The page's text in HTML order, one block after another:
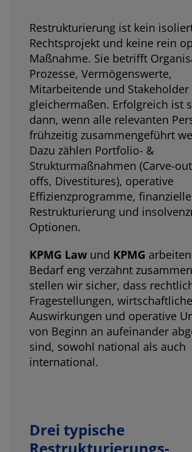
Restrukturierung ist kein
Rechtsprojekt und keine rein
Maßnahme. Sie betrifft
Prozesse, Vermögenswerte,
Mitarbeitende und Stakeholder
gleichermaßen. Erfolgreich ist
dann, wenn alle relevanten
frühzeitig zusammengeführt
Dazu zählen Portfolio- &
Strukturmaßnahmen (Carve-
offs, Divestitures), operative
Effizienzprogramme, finanzielle
Restrukturierung und
Optionen.
KPMG Law und KPMG
Bedarf eng verzahnt
stellen wir sicher, dass
Fragestellungen, wirtschaftliche
Auswirkungen und operative
von Beginn an aufeinander
sind, sowohl national als auch
international.
Drei typische